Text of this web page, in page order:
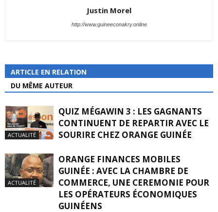
Justin Morel
http://www.guineeconakry.online
ARTICLE EN RELATION
DU MÊME AUTEUR
ACTUALITÉ
QUIZ MÉGAWIN 3 : LES GAGNANTS
CONTINUENT DE REPARTIR AVEC LE
SOURIRE CHEZ ORANGE GUINÉE
ACTUALITÉ
ORANGE FINANCES MOBILES
GUINÉE : AVEC LA CHAMBRE DE
COMMERCE, UNE CEREMONIE POUR
LES OPÉRATEURS ÉCONOMIQUES
GUINÉENS